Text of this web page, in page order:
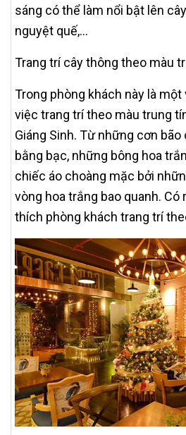
sáng có thể làm nổi bật lên
nguyệt quế,...
Trang trí cây thông theo màu
Trong phòng khách này là
việc trang trí theo màu trung
Giáng Sinh. Từ những cơn
bằng bạc, những bông hoa
chiếc áo choàng mặc bởi
vòng hoa trắng bao quanh.
thích phòng khách trang trí